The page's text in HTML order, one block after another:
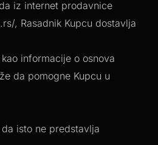
iz internet prodavnice
, Rasadnik Kupcu dostavlja
informacije o osnova
da pomogne Kupcu u
isto ne predstavlja